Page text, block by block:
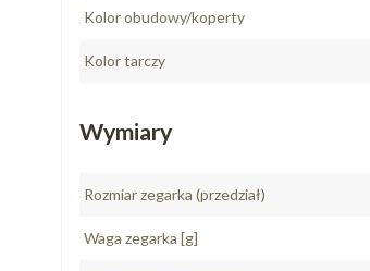
Kolor obudowy/koperty
Kolor tarczy
Wymiary
Rozmiar zegarka (przedział)
Waga zegarka [g]